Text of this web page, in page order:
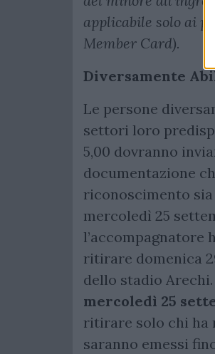
applicabile solo ai
Member Card).
Diversamente
Le persone
settori loro
5,00 dovranno
documentazione
riconoscimento
mercoledì 25
l’accompagnatore
ritirare domenica
dello stadio Arechi.
mercoledì 25
ritirare solo chi ha
saranno emessi